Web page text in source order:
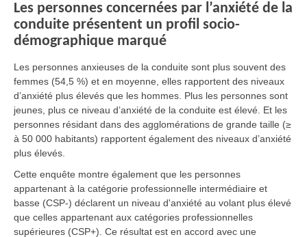
Les personnes concernées par l’anxiété de la
conduite présentent un profil socio-
démographique marqué
Les personnes anxieuses de la conduite sont plus souvent des
femmes (54,5 %) et en moyenne, elles rapportent des niveaux
d’anxiété plus élevés que les hommes. Plus les personnes sont
jeunes, plus ce niveau d’anxiété de la conduite est élevé. Et les
personnes résidant dans des agglomérations de grande taille (≥
à 50 000 habitants) rapportent également des niveaux d’anxiété
plus élevés.
Cette enquête montre également que les personnes
appartenant à la catégorie professionnelle intermédiaire et
basse (CSP-) déclarent un niveau d'anxiété au volant plus élevé
que celles appartenant aux catégories professionnelles
supérieures (CSP+). Ce résultat est en accord avec une